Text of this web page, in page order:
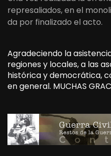
represaliados, en el
da por finalizado el acto.
Agradeciendo la
regiones y locales, a las
histórica y democrática,
en general. MUCHAS